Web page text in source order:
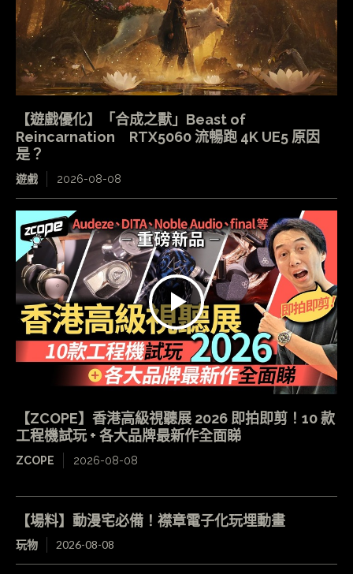
【遊戲優化】「合成之獸」Beast of
Reincarnation RTX5060 流暢跑 4K UE5 原因
是？
遊戲 2026-08-08
【ZCOPE】香港高級視聽展 2026 即拍即剪！10 款
工程機試玩 + 各大品牌最新作全面睇
ZCOPE 2026-08-08
【場料】動漫宅必備！襟章電子化玩埋動畫
玩物 2026-08-08